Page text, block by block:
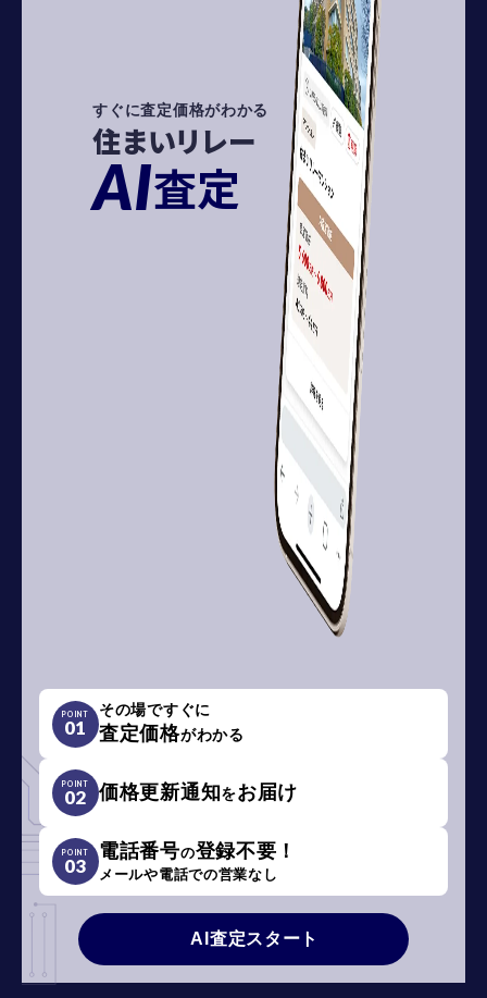
すぐに査定価格がわかる
住まいリレー
AI査定
POINT
01
その場ですぐに
査定価格がわかる
POINT
02 価格更新通知をお届け
POINT
03
電話番号の登録不要！
メールや電話での営業なし
AI査定スタート